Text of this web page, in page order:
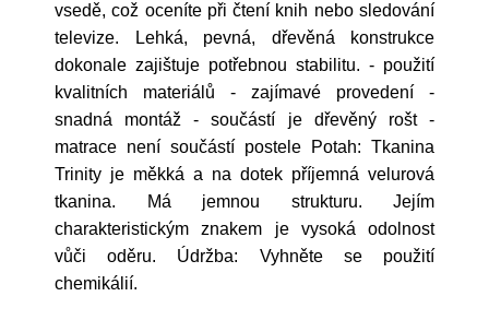
vsedě, což oceníte při čtení knih nebo sledování
televize. Lehká, pevná, dřevěná konstrukce
dokonale zajištuje potřebnou stabilitu. - použití
kvalitních materiálů - zajímavé provedení -
snadná montáž - součástí je dřevěný rošt -
matrace není součástí postele Potah: Tkanina
Trinity je měkká a na dotek příjemná velurová
tkanina. Má jemnou strukturu. Jejím
charakteristickým znakem je vysoká odolnost
vůči oděru. Údržba: Vyhněte se použití
chemikálií.